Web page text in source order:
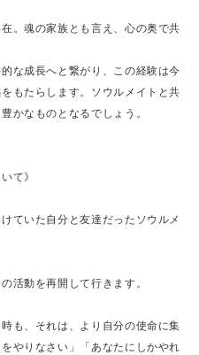
。魂の家族とも言え、心の奥で共
な成長へと繋がり、この経験は今
もたらします。ソウルメイトと共
かなものとなるでしょう。
て》
ていた自分と友達だったソウルメ
活動を再開して行きます。
も、それは、より自分の使命に集
やりなさい」「あなたにしかやれ